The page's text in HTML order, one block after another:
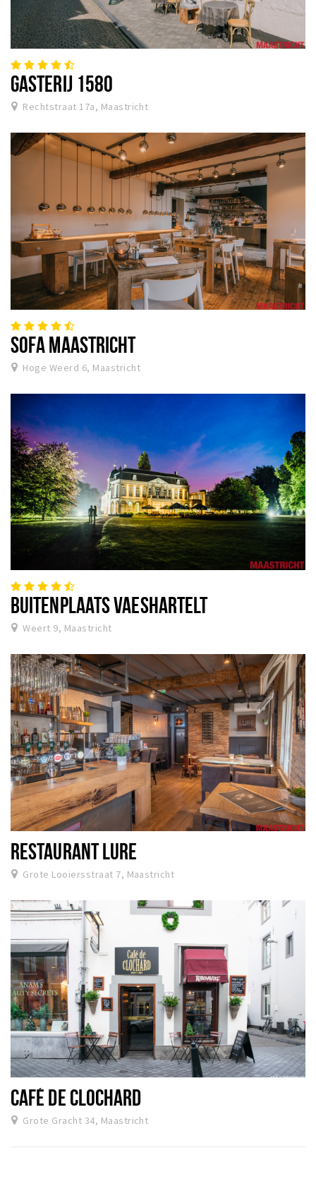
GASTERIJ 1580
Rechtstraat 17a, Maastricht
SOFA MAASTRICHT
Hoge Weerd 6, Maastricht
BUITENPLAATS VAESHARTELT
Weert 9, Maastricht
RESTAURANT LURE
Grote Looiersstraat 7, Maastricht
CAFÉ DE CLOCHARD
Grote Gracht 34, Maastricht